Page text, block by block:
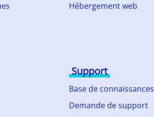
Hébergement web
Support
Base de connaissances
Demande de support